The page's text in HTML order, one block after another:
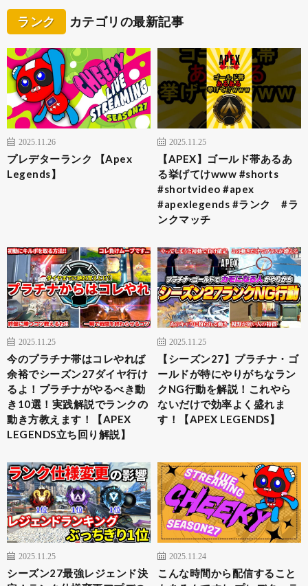
ランク カテゴリの最新記事
2025.11.26
プレデターランク 【Apex
Legends】
2025.11.25
【APEX】ゴールド帯あるあ
る挙げてけwww #shorts
#shortvideo #apex
#apexlegends #ランク #ラ
ンクマッチ
2025.11.25
今のプラチナ帯はコレやれば
余裕でシーズン27ダイヤ行け
るよ！プラチナがやるべき動
き10選！実践解説でランクの
動き方教えます！【APEX
LEGENDS立ち回り解説】
2025.11.25
【シーズン27】プラチナ・ゴ
ールドが特にやりがちなラン
クNG行動を解説！これやら
ないだけで効率よく盛れま
す！【APEX LEGENDS】
2025.11.25
シーズン27最強レジェンド決
2025.11.24
こんな時間から配信すること